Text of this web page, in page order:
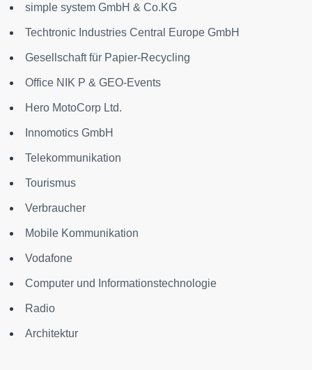
simple system GmbH & Co.KG
Techtronic Industries Central Europe GmbH
Gesellschaft für Papier-Recycling
Office NIK P & GEO-Events
Hero MotoCorp Ltd.
Innomotics GmbH
Telekommunikation
Tourismus
Verbraucher
Mobile Kommunikation
Vodafone
Computer und Informationstechnologie
Radio
Architektur